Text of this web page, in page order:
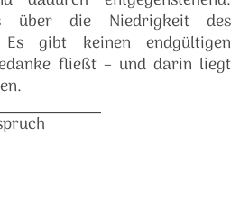
über die Niedrigkeit des
Es gibt keinen endgültigen
fließt – und darin liegt